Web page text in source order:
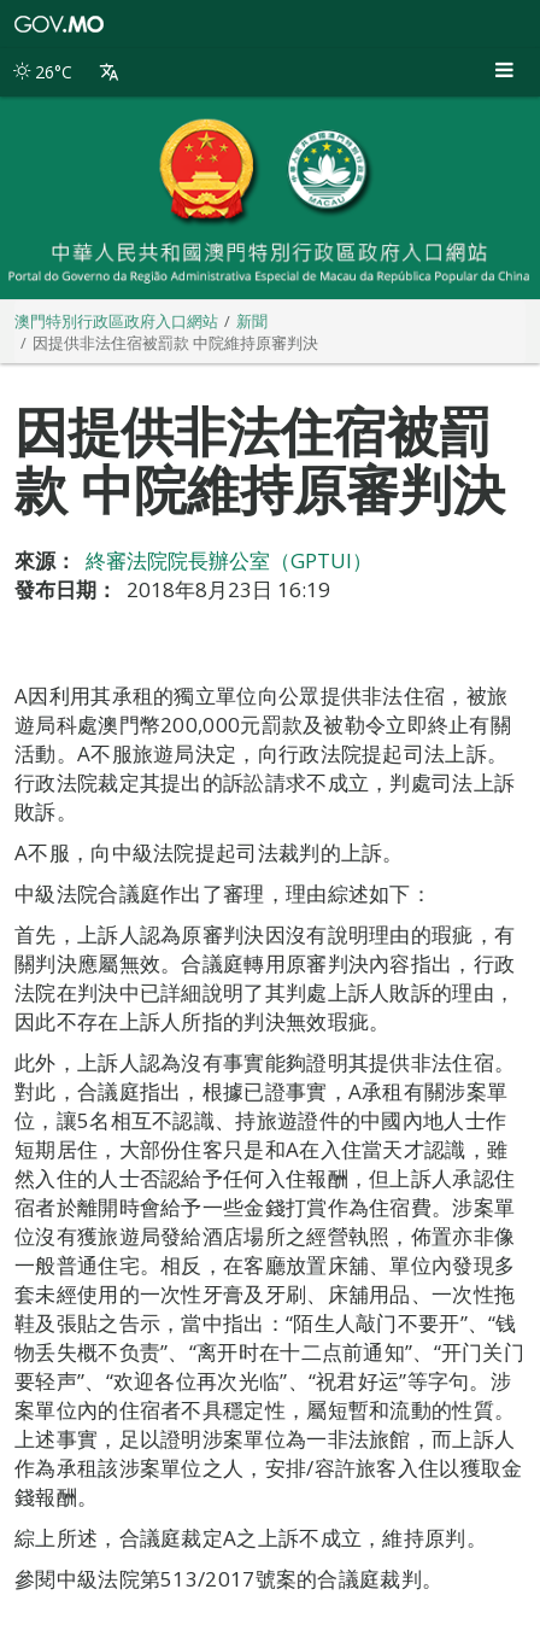
別
26°C
澳門特別行政區政府入口網站
新聞
因提供非法住宿被罰款 中院維持原審判決
因提供非法住宿被罰
款 中院維持原審判決
來源：
終審法院院長辦公室（GPTUI）
發布日期：
2018年8月23日 16:19
A因利用其承租的獨立單位向公眾提供非法住宿，被旅
遊局科處澳門幣200,000元罰款及被勒令立即終止有關
活動。A不服旅遊局決定，向行政法院提起司法上訴。
行政法院裁定其提出的訴訟請求不成立，判處司法上訴
敗訴。
A不服，向中級法院提起司法裁判的上訴。
中級法院合議庭作出了審理，理由綜述如下：
首先，上訴人認為原審判決因沒有說明理由的瑕疵，有
關判決應屬無效。合議庭轉用原審判決內容指出，行政
法院在判決中已詳細說明了其判處上訴人敗訴的理由，
因此不存在上訴人所指的判決無效瑕疵。
此外，上訴人認為沒有事實能夠證明其提供非法住宿。
對此，合議庭指出，根據已證事實，A承租有關涉案單
位，讓5名相互不認識、持旅遊證件的中國內地人士作
短期居住，大部份住客只是和A在入住當天才認識，雖
然入住的人士否認給予任何入住報酬，但上訴人承認住
宿者於離開時會給予一些金錢打賞作為住宿費。涉案單
位沒有獲旅遊局發給酒店場所之經營執照，佈置亦非像
一般普通住宅。相反，在客廳放置床舖、單位內發現多
套未經使用的一次性牙膏及牙刷、床舖用品、一次性拖
鞋及張貼之告示，當中指出：“陌生人敲门不要开”、“钱
物丢失概不负责”、“离开时在十二点前通知”、“开门关门
要轻声”、“欢迎各位再次光临”、“祝君好运”等字句。涉
案單位內的住宿者不具穩定性，屬短暫和流動的性質。
上述事實，足以證明涉案單位為一非法旅館，而上訴人
作為承租該涉案單位之人，安排/容許旅客入住以獲取金
錢報酬。
綜上所述，合議庭裁定A之上訴不成立，維持原判。
參閱中級法院第513/2017號案的合議庭裁判。